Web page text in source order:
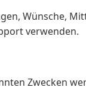
Wünsche,
verwenden.
Zwecken